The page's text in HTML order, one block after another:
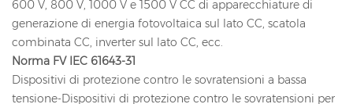
600 V, 800 V, 1000 V e 1500 V CC di apparecchiature di
generazione di energia fotovoltaica sul lato CC, scatola
combinata CC, inverter sul lato CC, ecc.
Norma FV IEC 61643-31
Dispositivi di protezione contro le sovratensioni a bassa
tensione-Dispositivi di protezione contro le sovratensioni per